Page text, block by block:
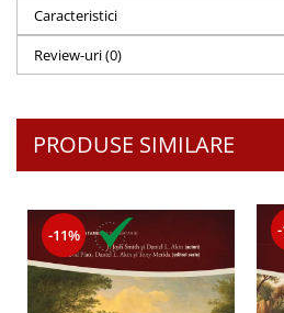
Dogmatica
Istoria Bisericii
Misiune
Contemporaneitate
Lupta Spirituala
Schimbarea caracterului
Slujire
Suferinta
Caracteristici
Review-uri(0)
PRODUSE SIMILARE
-11%